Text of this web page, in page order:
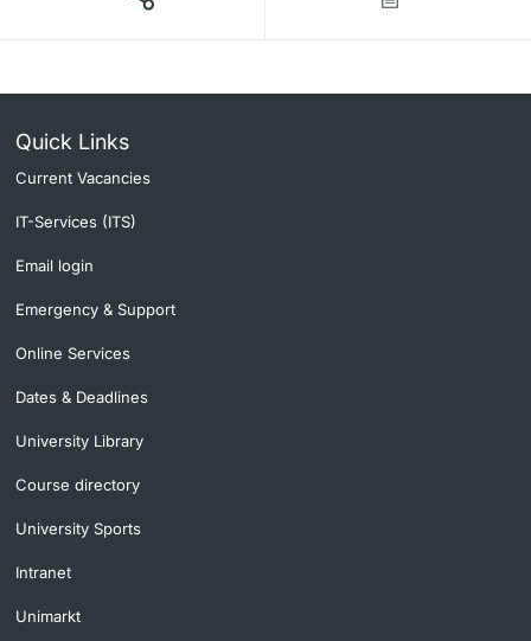
Quick Links
Current Vacancies
IT-Services (ITS)
Email login
Emergency & Support
Online Services
Dates & Deadlines
University Library
Course directory
University Sports
Intranet
Unimarkt